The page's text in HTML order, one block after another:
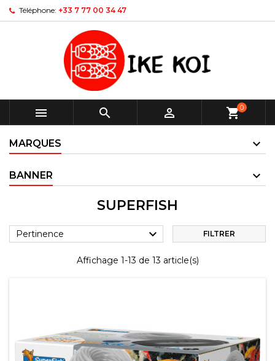
Téléphone: +33 7 77 00 34 47
   shopping_cart0
MARQUES
BANNER
SUPERFISH
Pertinence  FILTRER
Affichage 1-13 de 13 article(s)